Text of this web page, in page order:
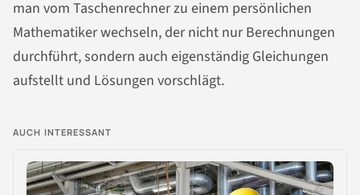
man vom Taschenrechner zu einem persönlichen
Mathematiker wechseln, der nicht nur Berechnungen
durchführt, sondern auch eigenständig Gleichungen
aufstellt und Lösungen vorschlägt.
AUCH INTERESSANT